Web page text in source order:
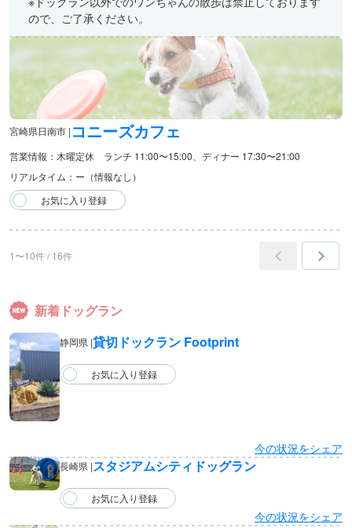
ので、ご了承ください。
宮崎県日南市 | コニーズカフェ
営業情報：木曜定休 ランチ 11:00〜15:00、ディナー 17:30〜21:00
リアルタイム：ー（情報なし）
1〜10件 / 16件
新着ドッグラン
静岡県 |貸切ドックラン Footprint
今の状況をシェア
長崎県 |スタジアムシティドッグラン
今の状況をシェア